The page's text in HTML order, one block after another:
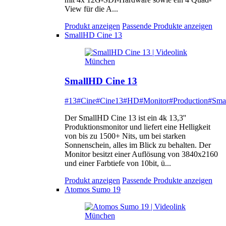
View für die A...
Produkt anzeigen Passende Produkte anzeigen
SmallHD Cine 13
SmallHD Cine 13
#13#Cine#Cine13#HD#Monitor#Production
Der SmallHD Cine 13 ist ein 4k 13,3''
Produktionsmonitor und liefert eine Helligkeit
von bis zu 1500+ Nits, um bei starken
Sonnenschein, alles im Blick zu behalten. Der
Monitor besitzt einer Auflösung von 3840x2160
und einer Farbtiefe von 10bit, ü...
Produkt anzeigen Passende Produkte anzeigen
Atomos Sumo 19